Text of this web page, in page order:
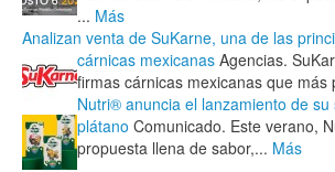
... Más
Analizan venta de SuKarne, una de las
cárnicas mexicanas Agencias.
firmas cárnicas mexicanas que más
Nutri® anuncia el lanzamiento de su
plátano Comunicado. Este verano,
propuesta llena de sabor,... Más